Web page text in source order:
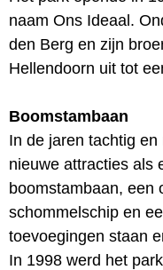
naam Ons Ideaal.
den Berg en zijn
Hellendoorn uit tot
Boomstambaan
In de jaren tachtig
nieuwe attracties als
boomstambaan, een
schommelschip en
toevoegingen staan
In 1998 werd het